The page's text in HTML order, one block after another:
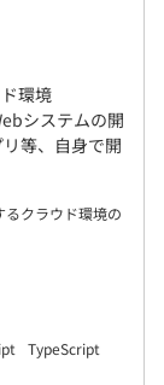
環境
システムの開
等、自身で開
クラウド環境の
TypeScript